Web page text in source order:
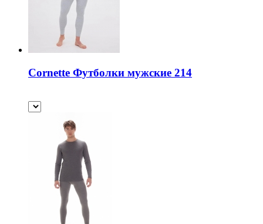
Cornette Футболки мужские 214